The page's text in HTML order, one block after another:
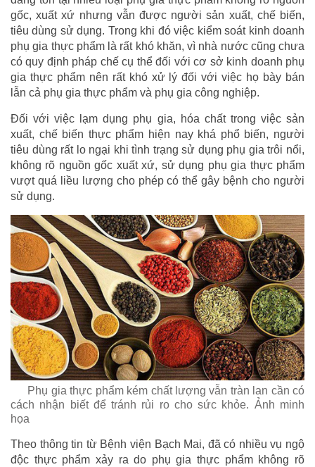
gốc, xuất xứ nhưng vẫn được người sản xuất, chế biến,
tiêu dùng sử dụng. Trong khi đó việc kiểm soát kinh doanh
phụ gia thực phẩm là rất khó khăn, vì nhà nước cũng chưa
có quy định pháp chế cụ thể đối với cơ sở kinh doanh phụ
gia thực phẩm nên rất khó xử lý đối với việc họ bày bán
lẫn cả phụ gia thực phẩm và phụ gia công nghiệp.
Đối với việc lạm dụng phụ gia, hóa chất trong việc sản
xuất, chế biến thực phẩm hiện nay khá phổ biến, người
tiêu dùng rất lo ngại khi tình trạng sử dụng phụ gia trôi nổi,
không rõ nguồn gốc xuất xứ, sử dụng phụ gia thực phẩm
vượt quá liều lượng cho phép có thể gây bệnh cho người
sử dụng.
Phụ gia thực phẩm kém chất lượng vẫn tràn lan cần có
cách nhận biết để tránh rủi ro cho sức khỏe. Ảnh minh
họa
Theo thông tin từ Bệnh viện Bạch Mai, đã có nhiều vụ ngộ
độc thực phẩm xảy ra do phụ gia thực phẩm không rõ